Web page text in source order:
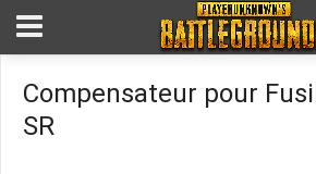
Compensateur pour
SR